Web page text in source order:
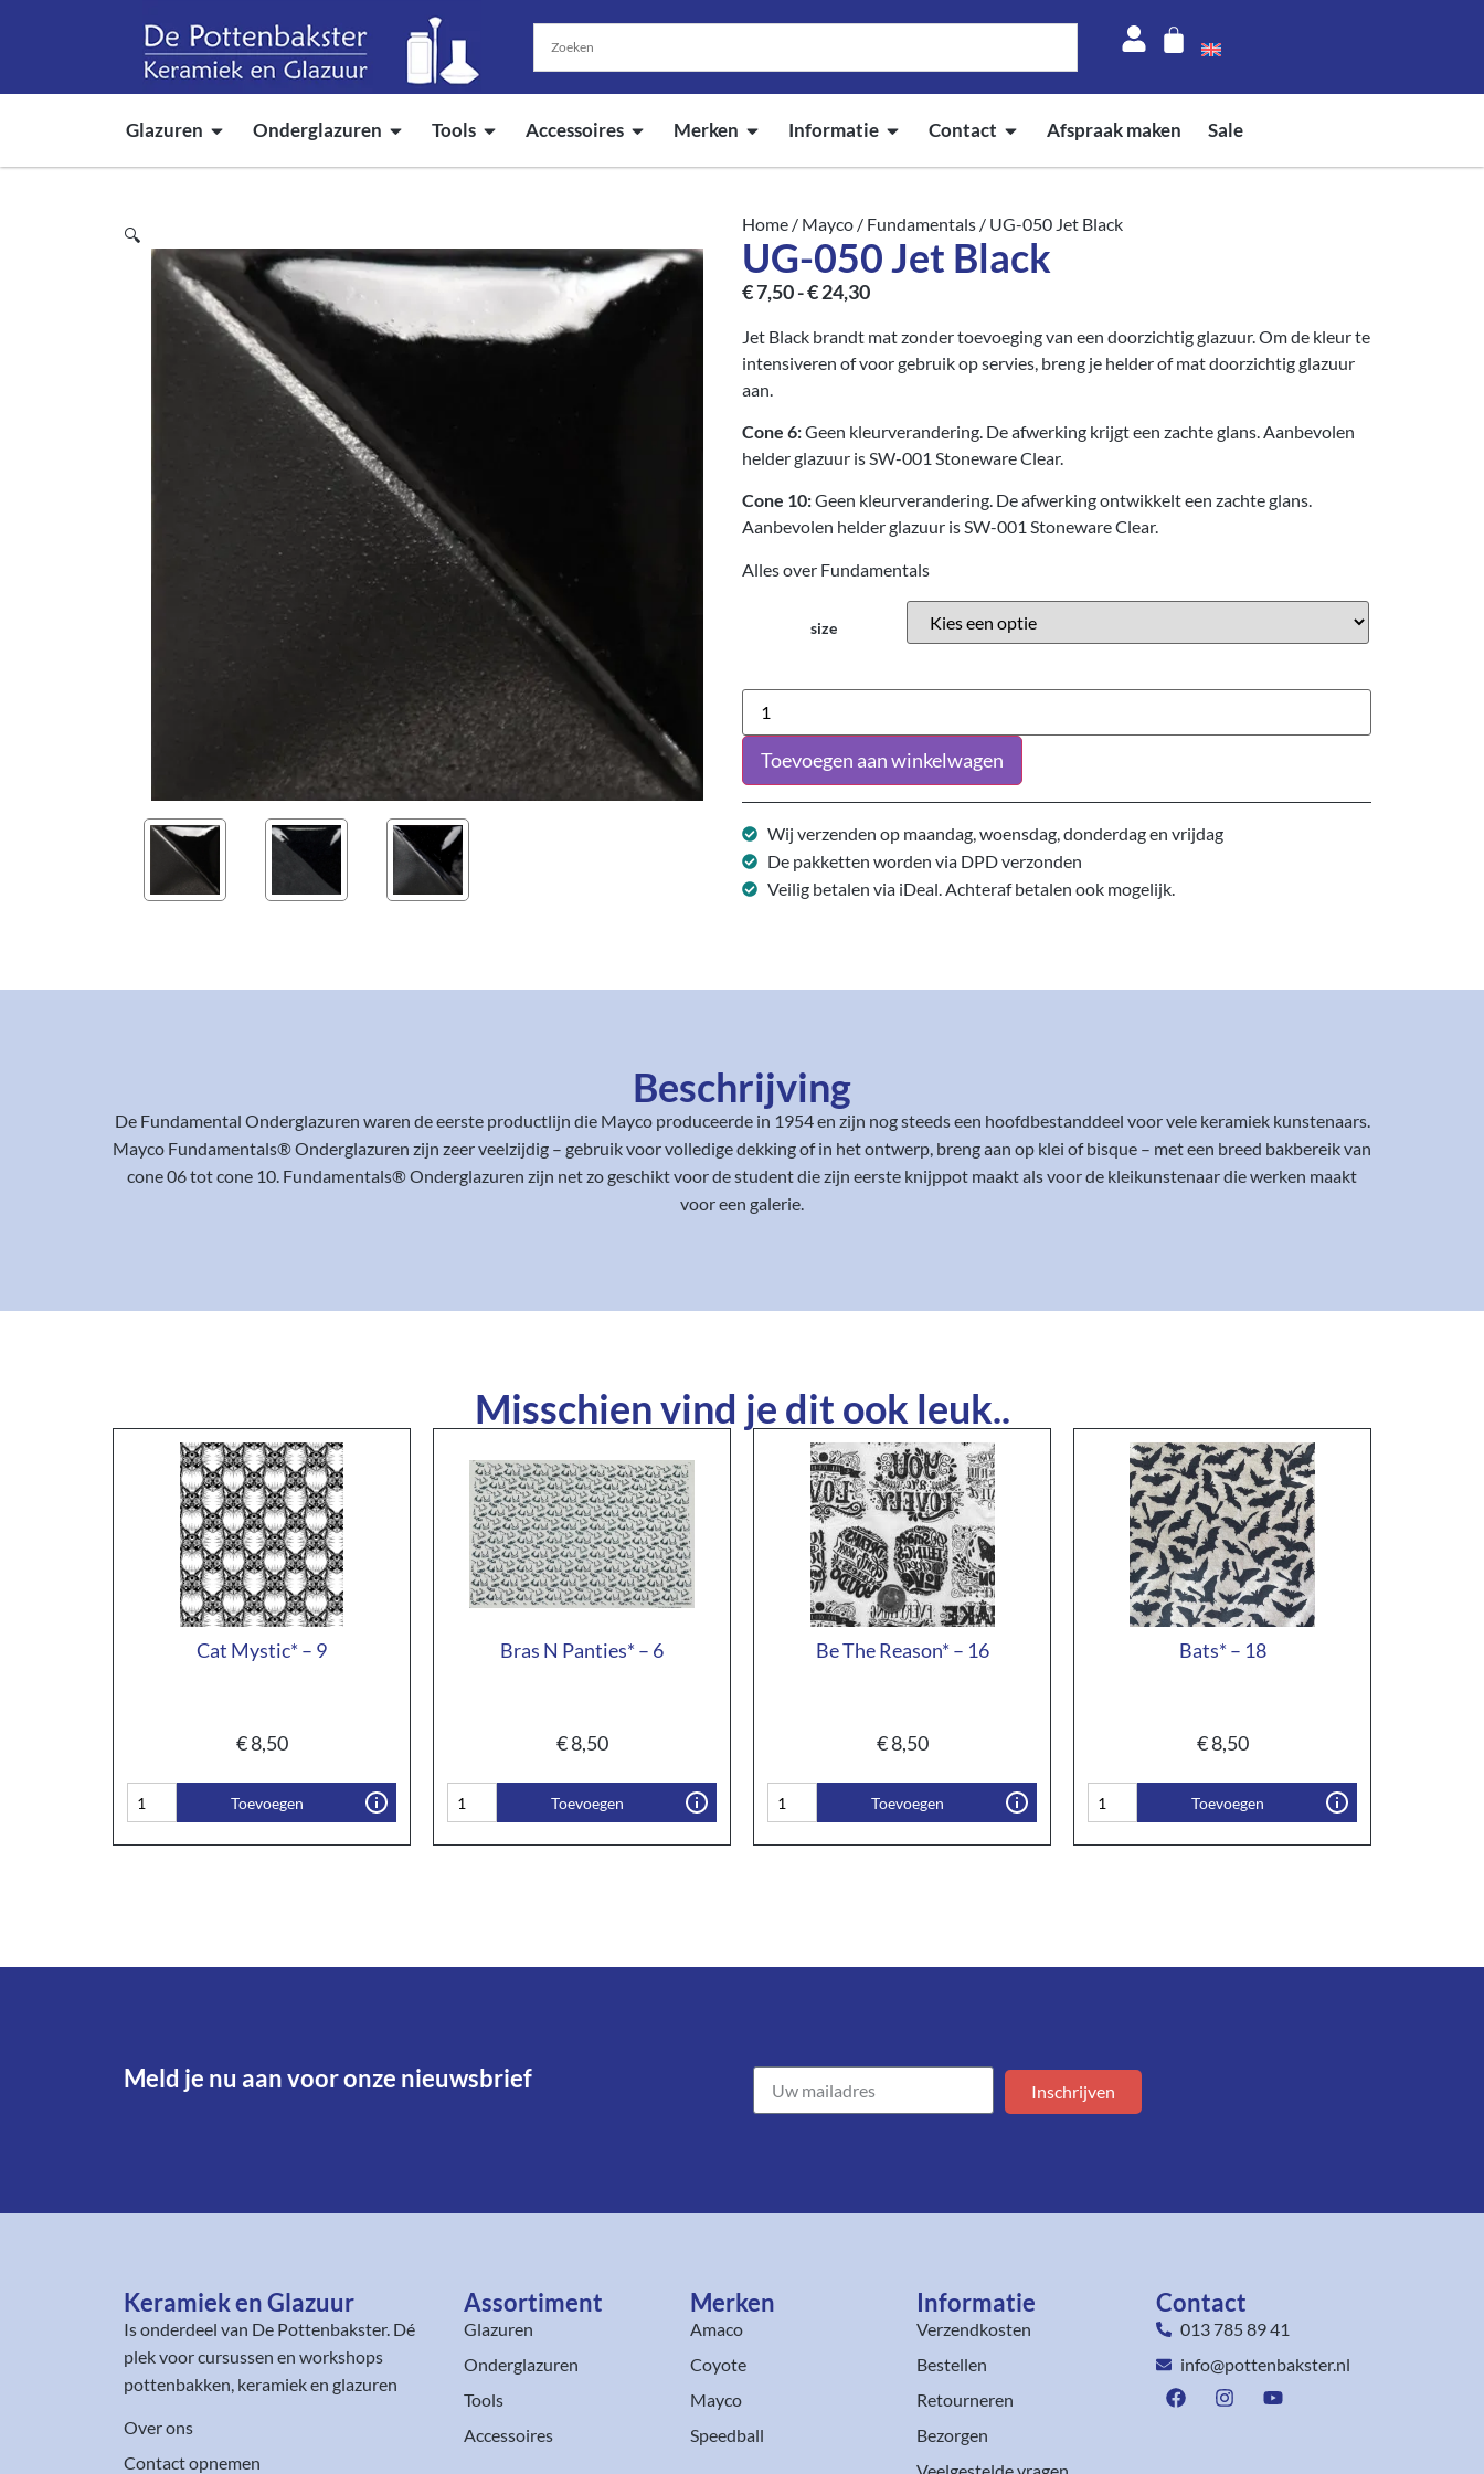
Glazuren Onderglazuren Tools Accessoires Merken Informatie Contact Afspraak maken Sale
🔍
Home / Mayco / Fundamentals / UG-050 Jet Black
UG-050 Jet Black
€7,50-€24,30
Jet Black brandt mat zonder toevoeging van een doorzichtig glazuur. Om de kleur te
intensiveren of voor gebruik op servies, breng je helder of mat doorzichtig glazuur
aan.
Cone 6:Geen kleurverandering. De afwerking krijgt een zachte glans. Aanbevolen
helder glazuur is SW-001 Stoneware Clear.
Cone 10:Geen kleurverandering. De afwerking ontwikkelt een zachte glans.
Aanbevolen helder glazuur is SW-001 Stoneware Clear.
Alles over Fundamentals
size
Toevoegen aan winkelwagen
Wij verzenden op maandag, woensdag, donderdag en vrijdag
De pakketten worden via DPD verzonden
Veilig betalen via iDeal. Achteraf betalen ook mogelijk.
Beschrijving
De Fundamental Onderglazuren waren de eerste productlijn die Mayco produceerde in 1954 en zijn nog steeds een hoofdbestanddeel voor vele keramiek kunstenaars.
Mayco Fundamentals® Onderglazuren zijn zeer veelzijdig – gebruik voor volledige dekking of in het ontwerp, breng aan op klei of bisque – met een breed bakbereik van
cone 06 tot cone 10. Fundamentals® Onderglazuren zijn net zo geschikt voor de student die zijn eerste knijppot maakt als voor de kleikunstenaar die werken maakt
voor een galerie.
Misschien vind je dit ook leuk..
Cat Mystic* – 9
€8,50
Toevoegen
Bras N Panties* – 6
€8,50
Toevoegen
Be The Reason* – 16
€8,50
Toevoegen
Bats* – 18
€8,50
Toevoegen
Meld je nu aan voor onze nieuwsbrief​ Inschrijven
Keramiek en Glazuur​
Is onderdeel van De Pottenbakster. Dé
plek voor cursussen en workshops
pottenbakken, keramiek en glazuren
Over ons
Contact opnemen
Assortiment​
Glazuren
Onderglazuren
Tools
Accessoires
Merken
Amaco
Coyote
Mayco
Speedball
Informatie
Verzendkosten
Bestellen
Retourneren
Bezorgen
Contact
013 785 89 41
info@pottenbakster.nl